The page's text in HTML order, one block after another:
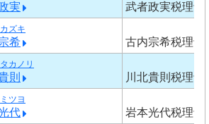
実 武者政実税理士
ズキ
希 古内宗希税理士
カノリ
則 川北貴則税理士
ツヨ
代 岩本光代税理士